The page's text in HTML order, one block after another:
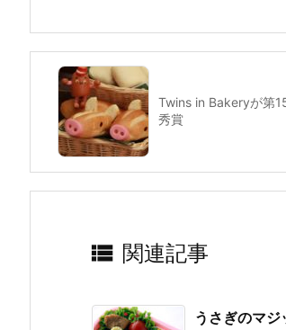
k
Twins in Bakeryが第
秀賞
 関連記事
うさぎのマジ